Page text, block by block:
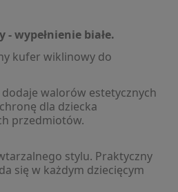
wypełnienie białe.
kufer wiklinowy do
walorów estetycznych
dla dziecka
przedmiotów.
stylu. Praktyczny
się w każdym dziecięcym